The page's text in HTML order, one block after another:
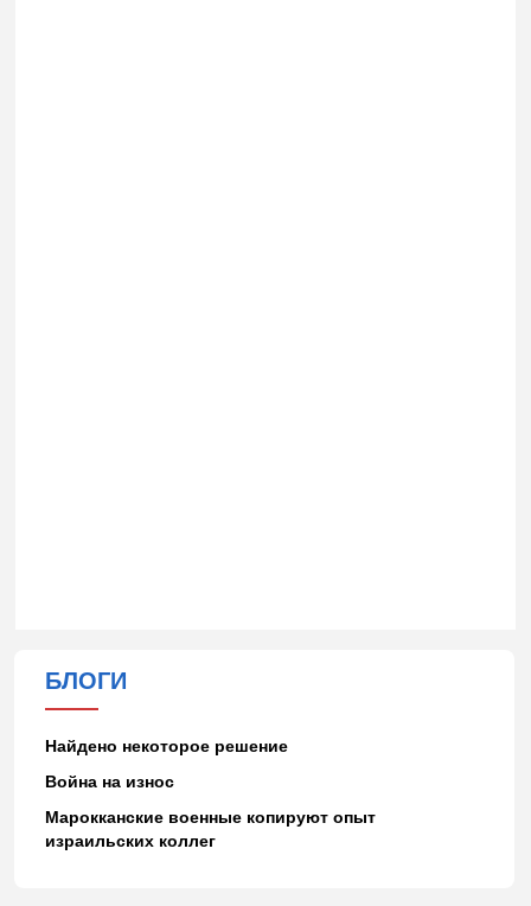
БЛОГИ
Найдено некоторое решение
Война на износ
Марокканские военные копируют опыт
израильских коллег